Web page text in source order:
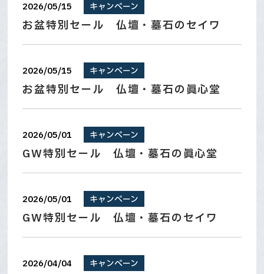
2026/05/15 キャンペーン
お盆特別セール 仏壇・墓石のセイワ
2026/05/15 キャンペーン
お盆特別セール 仏壇・墓石の眞心堂
2026/05/01 キャンペーン
GW特別セール 仏壇・墓石の眞心堂
2026/05/01 キャンペーン
GW特別セール 仏壇・墓石のセイワ
2026/04/04 キャンペーン